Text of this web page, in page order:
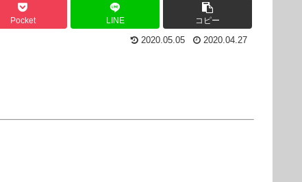
Pocket LINE コピー
2020.05.05 2020.04.27